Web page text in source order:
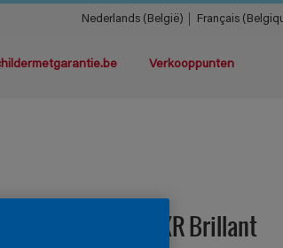
Nederlands (België) Français
Verkooppunten
Permacryl XR Brillant